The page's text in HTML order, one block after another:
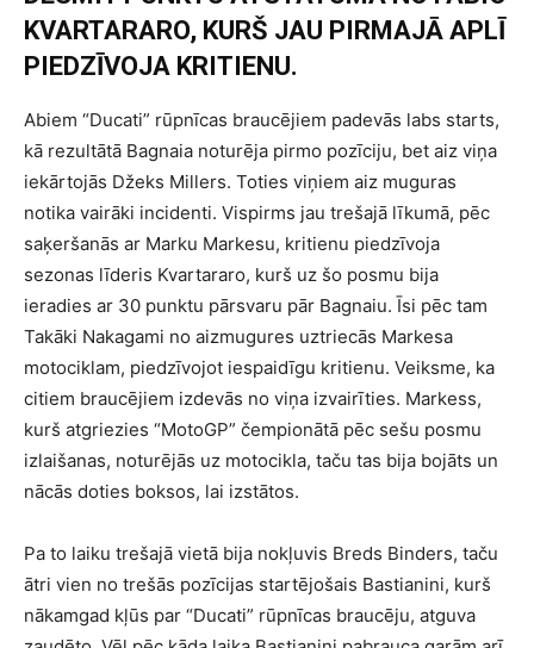
KVARTARARO, KURŠ JAU PIRMAJĀ APLĪ
PIEDZĪVOJA KRITIENU.
Abiem “Ducati” rūpnīcas braucējiem padevās labs starts,
kā rezultātā Bagnaia noturēja pirmo pozīciju, bet aiz viņa
iekārtojās Džeks Millers. Toties viņiem aiz muguras
notika vairāki incidenti. Vispirms jau trešajā līkumā, pēc
saķeršanās ar Marku Markesu, kritienu piedzīvoja
sezonas līderis Kvartararo, kurš uz šo posmu bija
ieradies ar 30 punktu pārsvaru pār Bagnaiu. Īsi pēc tam
Takāki Nakagami no aizmugures uztriecās Markesa
motociklam, piedzīvojot iespaidīgu kritienu. Veiksme, ka
citiem braucējiem izdevās no viņa izvairīties. Markess,
kurš atgriezies “MotoGP” čempionātā pēc sešu posmu
izlaišanas, noturējās uz motocikla, taču tas bija bojāts un
nācās doties boksos, lai izstātos.
Pa to laiku trešajā vietā bija nokļuvis Breds Binders, taču
ātri vien no trešās pozīcijas startējošais Bastianini, kurš
nākamgad kļūs par “Ducati” rūpnīcas braucēju, atguva